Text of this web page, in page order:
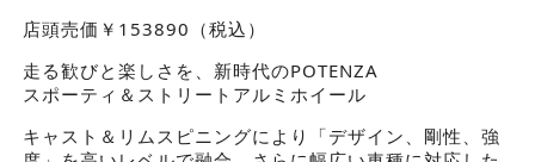
店頭売価￥153890（税込）
走る歓びと楽しさを、新時代のPOTENZA
スポーティ＆ストリートアルミホイール
キャスト＆リムスピニングにより「デザイン、剛性、強